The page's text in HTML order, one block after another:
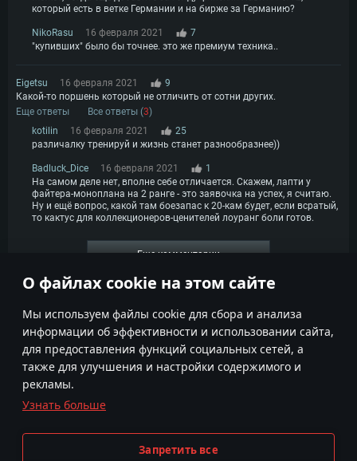
О файлах cookie на этом сайте
Мы используем файлы cookie для сбора и анализа
информации об эффективности и использовании сайта,
для предоставления функций социальных сетей, а
также для улучшения и настройки содержимого и
рекламы.
Узнать больше
Запретить все
который есть в ветке Германии и на бирже за Германию?
NikoRasu 16 февраля 2021
7
"купивших" было бы точнее. это же премиум техника..
Eigetsu 16 февраля 2021
9
Какой-то поршень который не отличить от сотни других.
Еще ответы
Все ответы (3)
kotilin
16 февраля 2021
25
различалку тренируй и жизнь станет разнообразнее))
Badluck_Dice 16 февраля 2021
1
На самом деле нет, вполне себе отличается. Скажем, лапти у
файтера-моноплана на 2 ранге - это заявочка на успех, я считаю.
Ну и ещё вопрос, какой там боезапас к 20-кам будет, если всратый,
то кактус для коллекционеров-ценителей лоуранг боли готов.
Еще комментарии
Политика конфиденциальности